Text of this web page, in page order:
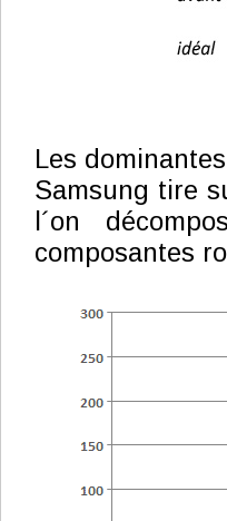
Les
Samsung tire
l´on
composantes